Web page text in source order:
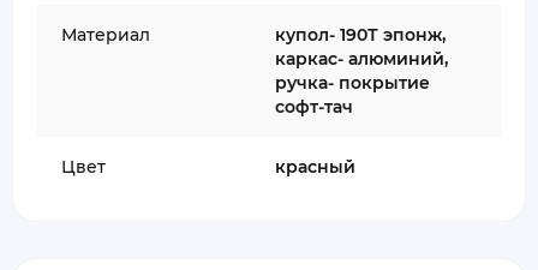
Материал
купол- 190Т эпонж,
каркас- алюминий,
ручка- покрытие
софт-тач
Цвет красный